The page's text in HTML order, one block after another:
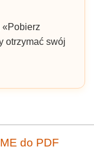
«Pobierz
otrzymać swój
do PDF